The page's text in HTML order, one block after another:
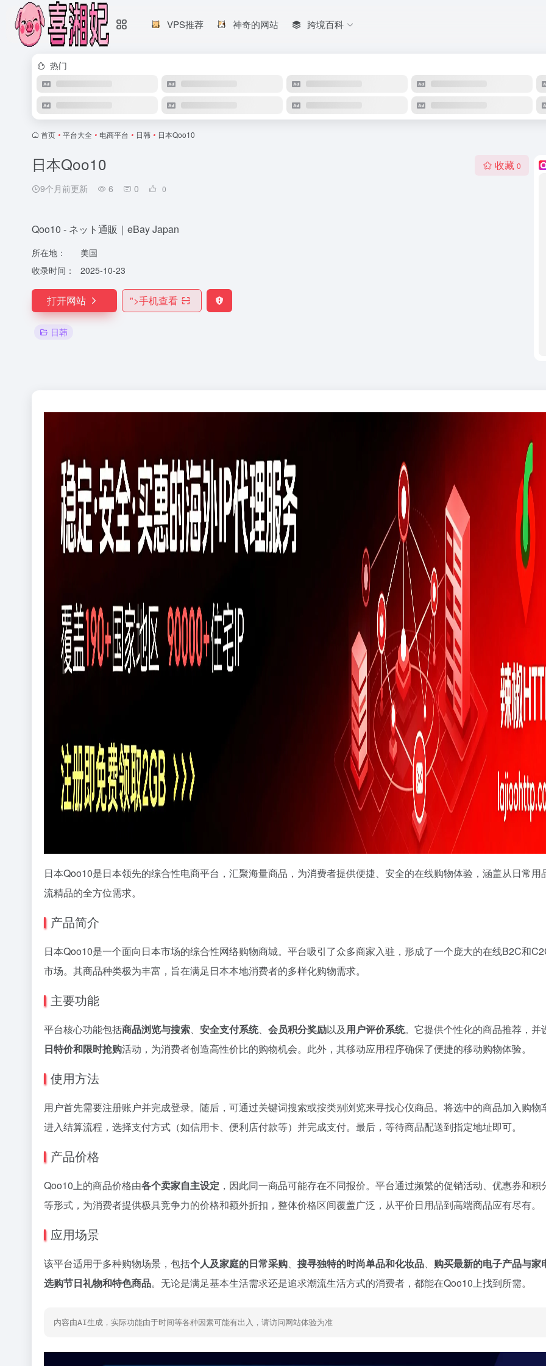
VPS推荐 神奇的网站 跨境百科
热门
首页 • 平台大全 • 电商平台 • 日韩 • 日本Qoo10
日本Qoo10
9个月前更新 6 0 0
收藏 0
Qoo10 - ネット通販｜eBay Japan
所在地：
美国
收录时间：
2025-10-23
打开网站 ">手机查看
日韩
日本Qoo10是日本领先的综合性电商平台，汇聚海量商品，为消费者提供便捷、安全的在线购物体验，涵盖从日常用
流精品的全方位需求。
产品简介
日本Qoo10是一个面向日本市场的综合性网络购物商城。平台吸引了众多商家入驻，形成了一个庞大的在线B2C和
市场。其商品种类极为丰富，旨在满足日本本地消费者的多样化购物需求。
主要功能
平台核心功能包括商品浏览与搜索、 安全支付系统、 会员积分奖励以及用户评价系统。它提供个性化的商品推荐，并
日特价和限时抢购活动，为消费者创造高性价比的购物机会。此外，其移动应用程序确保了便捷的移动购物体验。
使用方法
用户首先需要注册账户并完成登录。随后，可通过关键词搜索或按类别浏览来寻找心仪商品。将选中的商品加入购物
进入结算流程，选择支付方式（如信用卡、便利店付款等）并完成支付。最后，等待商品配送到指定地址即可。
产品价格
Qoo10上的商品价格由各个卖家自主设定 ，因此同一商品可能存在不同报价。平台通过频繁的促销活动、优惠券和积
等形式，为消费者提供极具竞争力的价格和额外折扣，整体价格区间覆盖广泛，从平价日用品到高端商品应有尽有。
应用场景
该平台适用于多种购物场景，包括个人及家庭的日常采购、 搜寻独特的时尚单品和化妆品、 购买最新的电子产品与家
选购节日礼物和特色商品。无论是满足基本生活需求还是追求潮流生活方式的消费者，都能在Qoo10上找到所需。
内容由AI生成，实际功能由于时间等各种因素可能有出入，请访问网站体验为准